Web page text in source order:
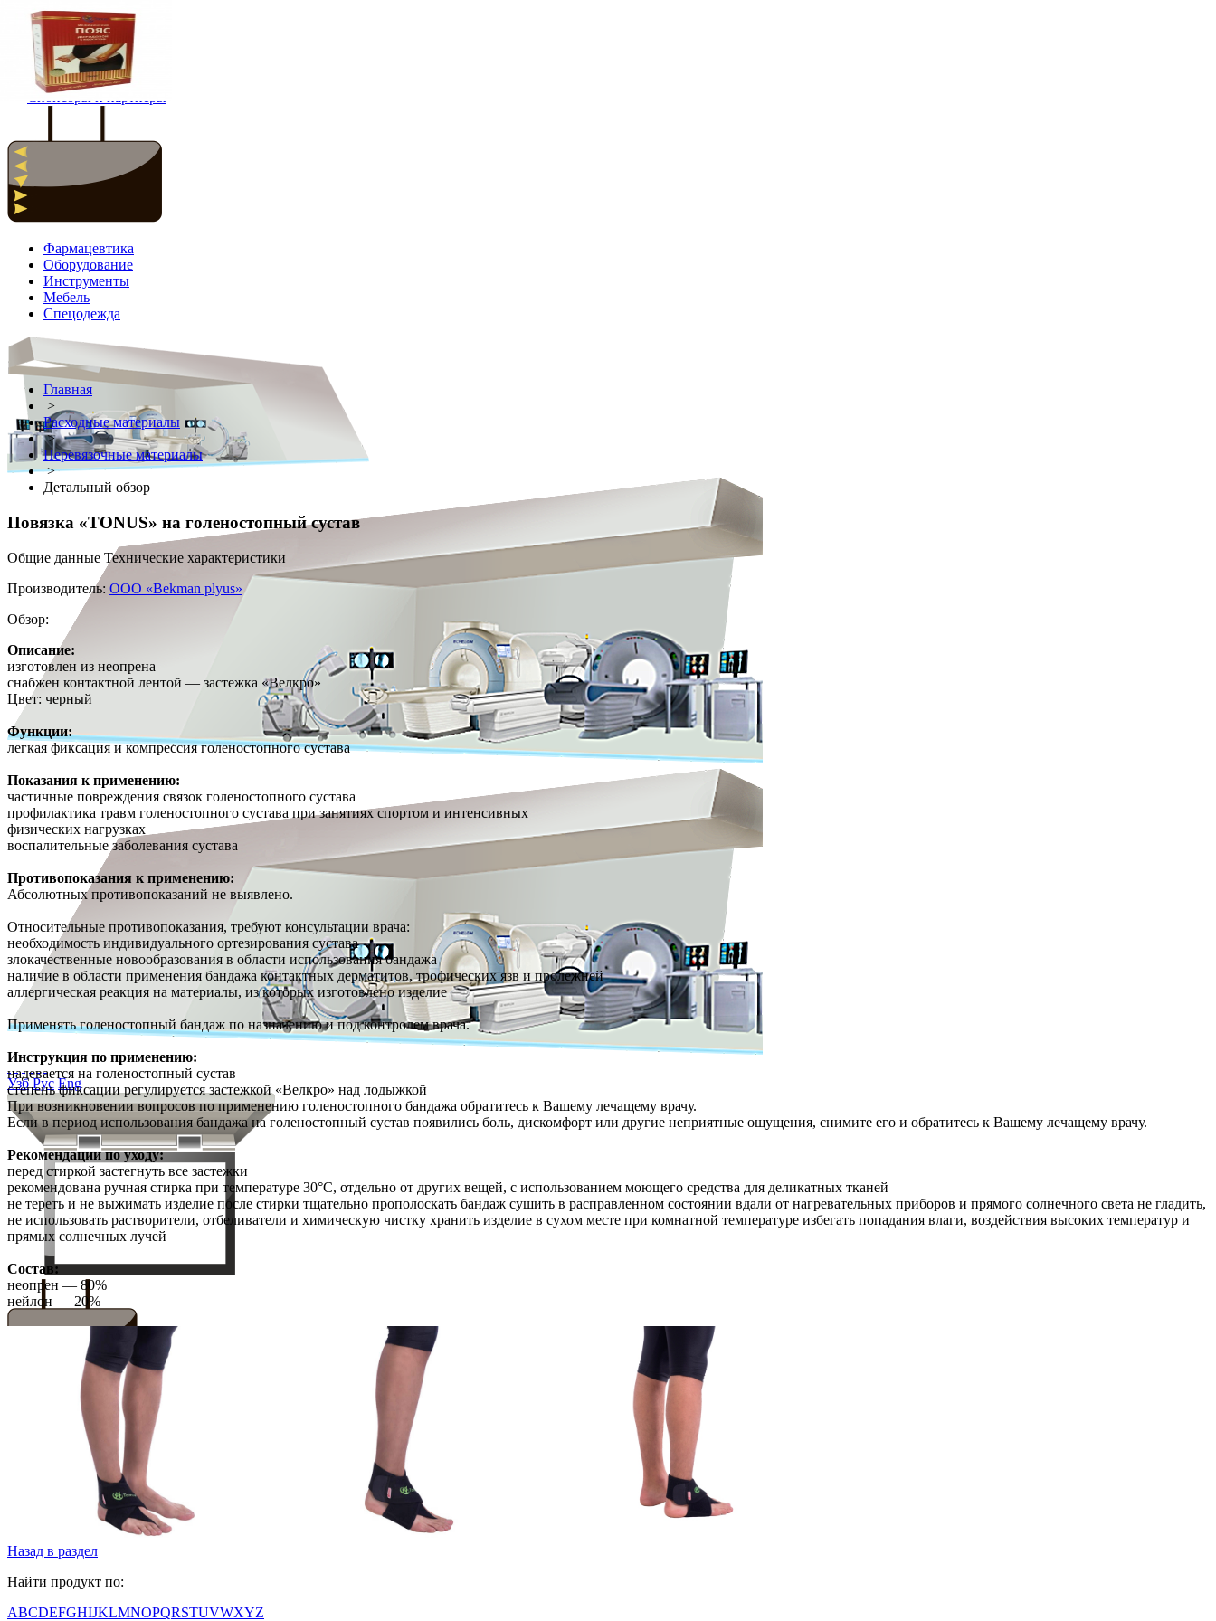
Главная
Новости
Спонсоры и партнёры
Фармацевтика
Оборудование
Инструменты
Мебель
Спецодежда
Узб Рус Eng
топ 10 товаров
Главная
>
Расходные материалы
>
Перевязочные материалы
>
Детальный обзор
Повязка «TONUS» на голеностопный сустав
Общие данные Технические характеристики
Производитель: ООО «Bekman plyus»
Обзор:
Описание:
изготовлен из неопрена
снабжен контактной лентой — застежка «Велкро»
Цвет: черный
Функции:
легкая фиксация и компрессия голеностопного сустава
Показания к применению:
частичные повреждения связок голеностопного сустава
профилактика травм голеностопного сустава при занятиях спортом и интенсивных
физических нагрузках
воспалительные заболевания сустава
Противопоказания к применению:
Абсолютных противопоказаний не выявлено.
Относительные противопоказания, требуют консультации врача:
необходимость индивидуального ортезирования сустава
злокачественные новообразования в области использования бандажа
наличие в области применения бандажа контактных дерматитов, трофических язв и пролежней
аллергическая реакция на материалы, из которых изготовлено изделие
Применять голеностопный бандаж по назначению и под контролем врача.
Инструкция по применению:
надевается на голеностопный сустав
степень фиксации регулируется застежкой «Велкро» над лодыжкой
При возникновении вопросов по применению голеностопного бандажа обратитесь к Вашему лечащему врачу.
Если в период использования бандажа на голеностопный сустав появились боль, дискомфорт или другие неприятные ощущения, снимите его и обратитесь к Вашему лечащему врачу.
Рекомендации по уходу:
перед стиркой застегнуть все застежки
рекомендована ручная стирка при температуре 30°С, отдельно от других вещей, с использованием моющего средства для деликатных тканей
не тереть и не выжимать изделие после стирки тщательно прополоскать бандаж сушить в расправленном состоянии вдали от нагревательных приборов и прямого солнечного света не гладить,
не использовать растворители, отбеливатели и химическую чистку хранить изделие в сухом месте при комнатной температуре избегать попадания влаги, воздействия высоких температур и
прямых солнечных лучей
Состав:
неопрен — 80%
нейлон — 20%
Назад в раздел
Найти продукт по:
ABCDEFGHIJKLMNOPQRSTUVWXYZ